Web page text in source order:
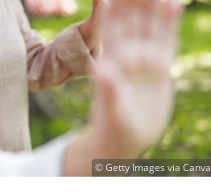
© Getty Images via Canva